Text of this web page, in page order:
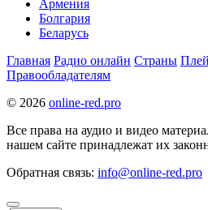
Армения
Болгария
Беларусь
Главная Радио онлайн Страны
Правообладателям
© 2026 online-red.pro
Все права на аудио и видео
нашем сайте принадлежат их
Обратная связь: info@online-red.pro